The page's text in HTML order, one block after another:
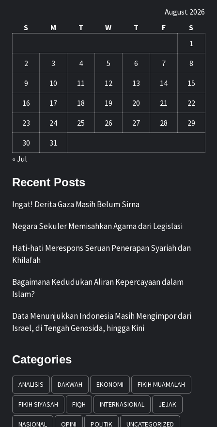
August 2026
S
M T W T F
S
1
2 3 4 5 6 7 8
9 10 11 12 13 14 15
16 17 18 19 20 21 22
23 24 25 26 27 28 29
30
31
« Jul
Recent Posts
Ingat! Derita Gaza Masih Belum Sirna
Negara Sekuler Memisahkan Agama dari Legislasi
Hati-hati Merespons Seruan Penerapan Syariah dan
Khilafah
Bagaimana Kedudukan Aliran Kepercayaan dalam
Islam?
Data Menunjukkan Indonesia Masih Mengimpor dari
Israel, di Tengah Genosida, hingga Kini
Categories
ANALISIS DAKWAH EKONOMI FIKIH MUAMALAH
FIKIH SIYASAH FIQH INTERNASIONAL JEJAK
NASIONAL OPINI POLITIK UNCATEGORIZED